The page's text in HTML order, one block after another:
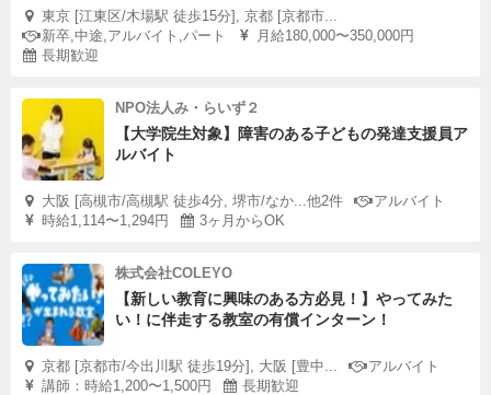
東京 [江東区/木場駅 徒歩15分], 京都 [京都市...
新卒,中途,アルバイト,パート
月給180,000〜350,000円
長期歓迎
NPO法人み・らいず２
【大学院生対象】障害のある子どもの発達支援員ア
ルバイト
大阪 [高槻市/高槻駅 徒歩4分, 堺市/なか...他2件
アルバイト
時給1,114〜1,294円
3ヶ月からOK
株式会社COLEYO
【新しい教育に興味のある方必見！】やってみた
い！に伴走する教室の有償インターン！
京都 [京都市/今出川駅 徒歩19分], 大阪 [豊中...
アルバイト
講師：時給1,200〜1,500円
長期歓迎